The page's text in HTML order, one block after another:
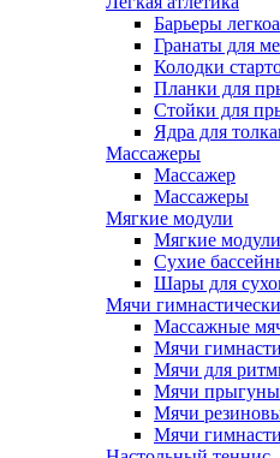
Барьеры
Гранаты для
Колодки
Планки для
Стойки для
Ядра для
Массажеры
Массажер
Массажеры
Мягкие модули
Мягкие модули
Сухие
Шары для
Мячи
Массажные
Мячи
Мячи для
Мячи
Мячи
Мячи